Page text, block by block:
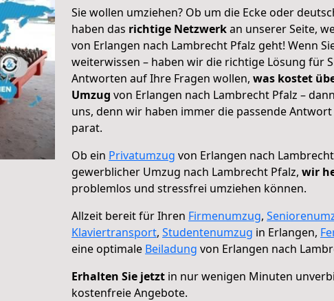
Sie wollen umziehen? Ob um die Ecke oder
haben das richtige Netzwerkan unserer Seite,
von Erlangen nach Lambrecht Pfalz geht! Wenn
weiterwissen – haben wir die richtige Lösung für
Antworten auf Ihre Fragen wollen, was kostet
Umzug von Erlangen nach Lambrecht Pfalz –
uns, denn wir haben immer die passende
parat.
Ob ein Privatumzug von Erlangen nach
gewerblicher Umzug nach Lambrecht Pfalz, wir
problemlos und stressfrei umziehen können.
Allzeit bereit für Ihren Firmenumzug,
Klaviertransport, Studentenumzug in Erlangen,
eine optimale Beiladung von Erlangen nach
Erhalten Sie jetzt in nur wenigen Minuten
kostenfreie Angebote.